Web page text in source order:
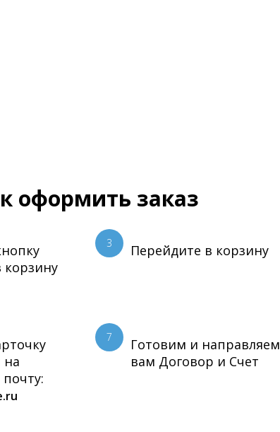
оформить заказ
корзину
3 Перейдите в корзину
на
7
Готовим и направляем
вам Договор и Счет